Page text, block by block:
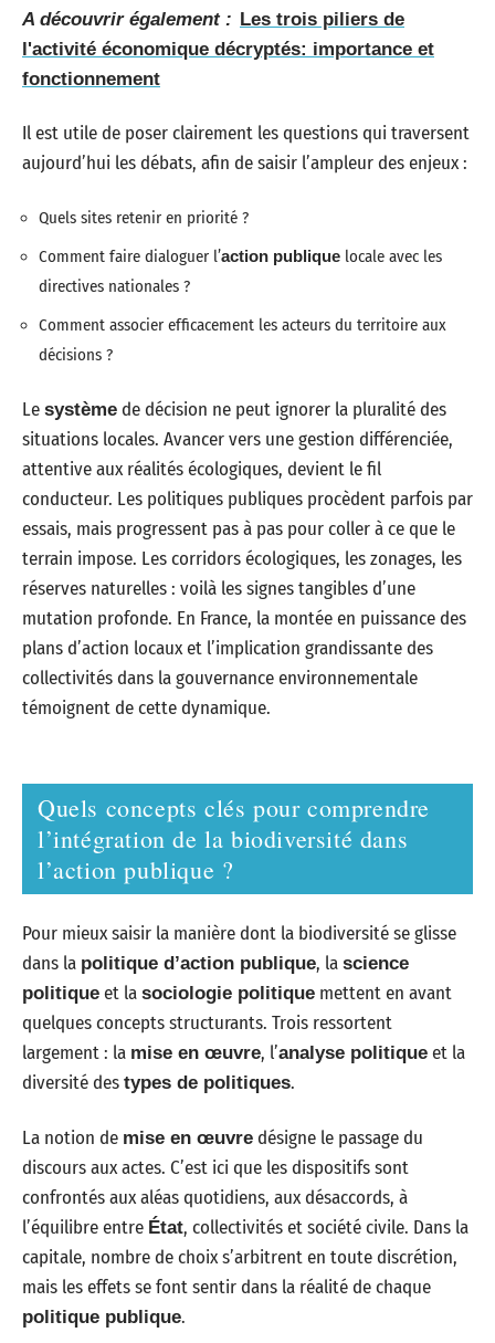
A découvrir également : Les trois piliers de
l'activité économique décryptés: importance et
fonctionnement
Il est utile de poser clairement les questions qui traversent
aujourd’hui les débats, afin de saisir l’ampleur des enjeux :
Quels sites retenir en priorité ?
Comment faire dialoguer l’action publique locale avec les
directives nationales ?
Comment associer efficacement les acteurs du territoire aux
décisions ?
Le système de décision ne peut ignorer la pluralité des
situations locales. Avancer vers une gestion différenciée,
attentive aux réalités écologiques, devient le fil
conducteur. Les politiques publiques procèdent parfois par
essais, mais progressent pas à pas pour coller à ce que le
terrain impose. Les corridors écologiques, les zonages, les
réserves naturelles : voilà les signes tangibles d’une
mutation profonde. En France, la montée en puissance des
plans d’action locaux et l’implication grandissante des
collectivités dans la gouvernance environnementale
témoignent de cette dynamique.
Quels concepts clés pour comprendre
l’intégration de la biodiversité dans
l’action publique ?
Pour mieux saisir la manière dont la biodiversité se glisse
dans la politique d’action publique, la science
politique et la sociologie politique mettent en avant
quelques concepts structurants. Trois ressortent
largement : la mise en œuvre, l’analyse politique et la
diversité des types de politiques.
La notion de mise en œuvre désigne le passage du
discours aux actes. C’est ici que les dispositifs sont
confrontés aux aléas quotidiens, aux désaccords, à
l’équilibre entre État, collectivités et société civile. Dans la
capitale, nombre de choix s’arbitrent en toute discrétion,
mais les effets se font sentir dans la réalité de chaque
politique publique.